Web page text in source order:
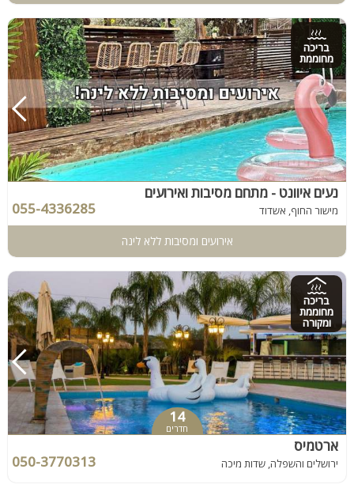
בריכה
מחוממת
נעים איוונט - מתחם מסיבות ואירועים
מישור החוף, אשדוד 055-4336285
אירועים ומסיבות ללא לינה
בריכה
מחוממת
ומקורה
14
חדרים
ארטמיס
ירושלים והשפלה, שדות מיכה 050-3770313